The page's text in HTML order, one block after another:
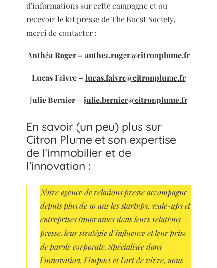
d’informations sur cette campagne et ou
recevoir le kit presse de The Boost Society,
merci de contacter :
Anthéa Roger – anthea.roger@citronplume.fr
Lucas Faivre – lucas.faivre@citronplume.fr
Julie Bernier – julie.bernier@citronplume.fr
En savoir (un peu) plus sur
Citron Plume et son expertise
de l’immobilier et de
l’innovation :
Notre agence de relations presse accompagne
depuis plus de 10 ans les startups, scale-ups et
entreprises innovantes dans leurs relations
presse, leur stratégie d’influence et leur prise
de parole corporate. Spécialisée dans
l’innovation, l’impact et l’art de vivre, nous